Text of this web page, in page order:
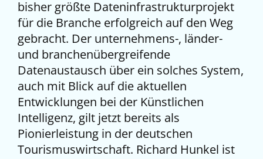
bisher größte Dateninfrastrukturprojekt
für die Branche erfolgreich auf den Weg
gebracht. Der unternehmens-, länder-
und branchenübergreifende
Datenaustausch über ein solches System,
auch mit Blick auf die aktuellen
Entwicklungen bei der Künstlichen
Intelligenz, gilt jetzt bereits als
Pionierleistung in der deutschen
Tourismuswirtschaft. Richard Hunkel ist